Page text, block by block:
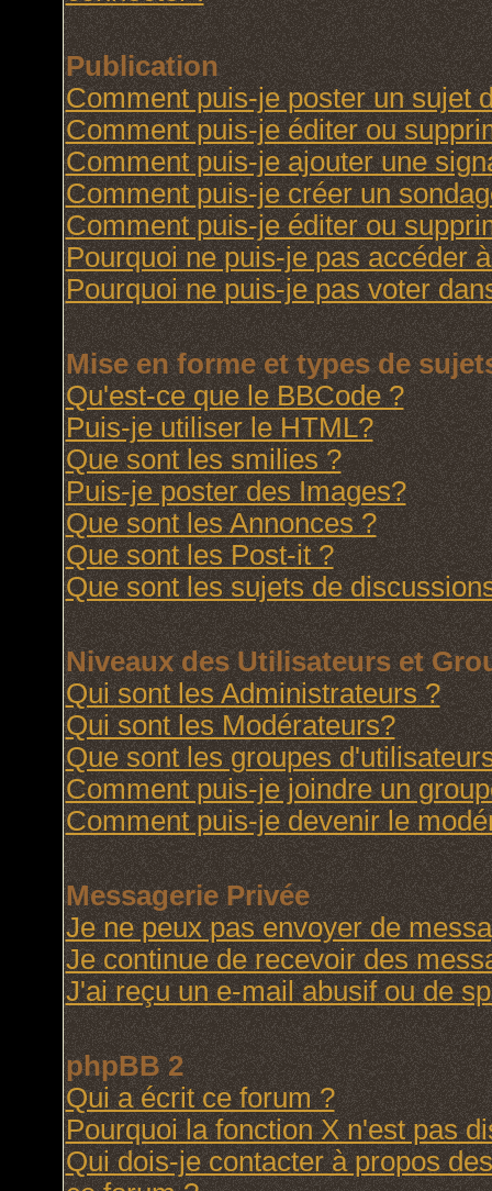
Publication
Comment puis-je poster un sujet
Comment puis-je éditer ou
Comment puis-je ajouter une
Comment puis-je créer un
Comment puis-je éditer ou
Pourquoi ne puis-je pas accéder
Pourquoi ne puis-je pas voter
Mise en forme et types de
Qu'est-ce que le BBCode ?
Puis-je utiliser le HTML?
Que sont les smilies ?
Puis-je poster des Images?
Que sont les Annonces ?
Que sont les Post-it ?
Que sont les sujets de
Niveaux des Utilisateurs et
Qui sont les Administrateurs ?
Qui sont les Modérateurs?
Que sont les groupes
Comment puis-je joindre un
Comment puis-je devenir le
Messagerie Privée
Je ne peux pas envoyer de
Je continue de recevoir des
J'ai reçu un e-mail abusif ou de
phpBB 2
Qui a écrit ce forum ?
Pourquoi la fonction X n'est pas
Qui dois-je contacter à propos